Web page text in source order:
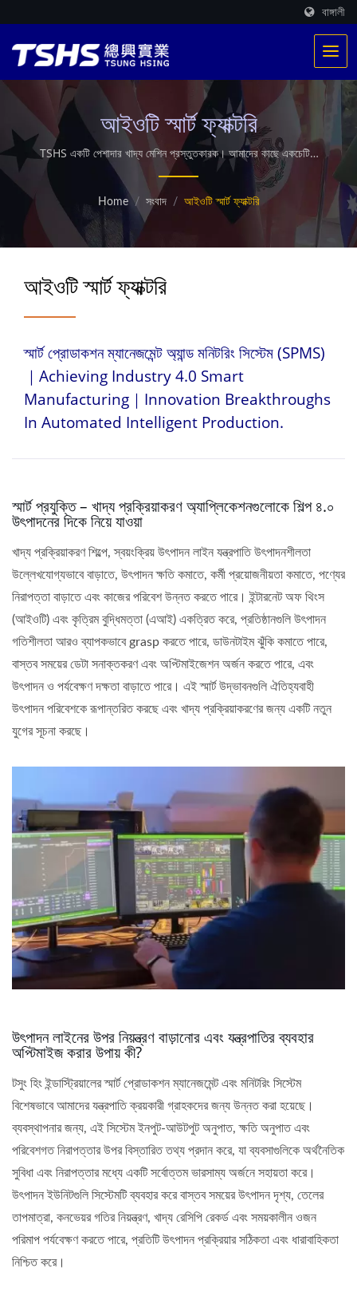
বাঙ্গালী
আইওটি স্মার্ট ফ্যাক্টরি
TSHS একটি পেশাদার খাদ্য মেশিন প্রস্তুতকারক। আমাদের কাছে একচেটিয়া
পেটেন্টযুক্ত তাপীকরণ ব্যবস্থা রয়েছে। বিশ্বজুড়ে 500টিরও বেশি ভাজা উৎপাদন
সরবরাহ করা হয়েছে। এছাড়াও কাস্টমাইজড মাইক্রোওয়েভ শিল্প ড্রায়ার অফার
করি।
Home / সংবাদ / আইওটি স্মার্ট ফ্যাক্টরি
আইওটি স্মার্ট ফ্যাক্টরি
স্মার্ট প্রোডাকশন ম্যানেজমেন্ট অ্যান্ড মনিটরিং সিস্টেম (SPMS)
｜Achieving Industry 4.0 Smart
Manufacturing｜Innovation Breakthroughs
In Automated Intelligent Production.
স্মার্ট প্রযুক্তি – খাদ্য প্রক্রিয়াকরণ অ্যাপ্লিকেশনগুলোকে শিল্প ৪.০
উৎপাদনের দিকে নিয়ে যাওয়া
খাদ্য প্রক্রিয়াকরণ শিল্পে, স্বয়ংক্রিয় উৎপাদন লাইন যন্ত্রপাতি উৎপাদনশীলতা
উল্লেখযোগ্যভাবে বাড়াতে, উৎপাদন ক্ষতি কমাতে, কর্মী প্রয়োজনীয়তা কমাতে, পণ্যের
নিরাপত্তা বাড়াতে এবং কাজের পরিবেশ উন্নত করতে পারে। ইন্টারনেট অফ থিংস
(আইওটি) এবং কৃত্রিম বুদ্ধিমত্তা (এআই) একত্রিত করে, প্রতিষ্ঠানগুলি উৎপাদন
গতিশীলতা আরও ব্যাপকভাবে grasp করতে পারে, ডাউনটাইম ঝুঁকি কমাতে পারে,
বাস্তব সময়ের ডেটা সনাক্তকরণ এবং অপ্টিমাইজেশন অর্জন করতে পারে, এবং
উৎপাদন ও পর্যবেক্ষণ দক্ষতা বাড়াতে পারে। এই স্মার্ট উদ্ভাবনগুলি ঐতিহ্যবাহী
উৎপাদন পরিবেশকে রূপান্তরিত করছে এবং খাদ্য প্রক্রিয়াকরণের জন্য একটি নতুন
যুগের সূচনা করছে।
উৎপাদন লাইনের উপর নিয়ন্ত্রণ বাড়ানোর এবং যন্ত্রপাতির ব্যবহার
অপ্টিমাইজ করার উপায় কী?
টসুং হিং ইন্ডাস্ট্রিয়ালের স্মার্ট প্রোডাকশন ম্যানেজমেন্ট এবং মনিটরিং সিস্টেম
বিশেষভাবে আমাদের যন্ত্রপাতি ক্রয়কারী গ্রাহকদের জন্য উন্নত করা হয়েছে।
ব্যবস্থাপনার জন্য, এই সিস্টেম ইনপুট-আউটপুট অনুপাত, ক্ষতি অনুপাত এবং
পরিবেশগত নিরাপত্তার উপর বিস্তারিত তথ্য প্রদান করে, যা ব্যবসাগুলিকে অর্থনৈতিক
সুবিধা এবং নিরাপত্তার মধ্যে একটি সর্বোত্তম ভারসাম্য অর্জনে সহায়তা করে।
উৎপাদন ইউনিটগুলি সিস্টেমটি ব্যবহার করে বাস্তব সময়ের উৎপাদন দৃশ্য, তেলের
তাপমাত্রা, কনভেয়র গতির নিয়ন্ত্রণ, খাদ্য রেসিপি রেকর্ড এবং সময়কালীন ওজন
পরিমাপ পর্যবেক্ষণ করতে পারে, প্রতিটি উৎপাদন প্রক্রিয়ার সঠিকতা এবং ধারাবাহিকতা
নিশ্চিত করে।